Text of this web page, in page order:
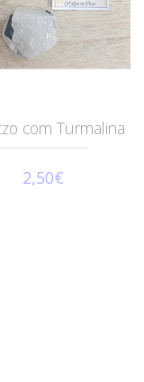
com Turmalina
2,50€